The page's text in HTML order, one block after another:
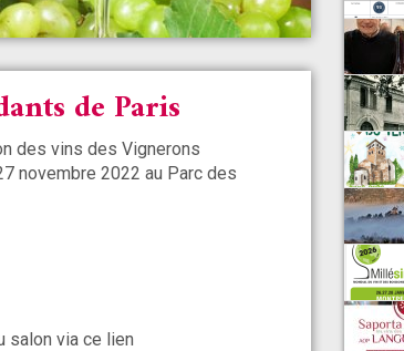
de Paris
des vins des Vignerons
novembre 2022 au Parc des
salon via ce lien